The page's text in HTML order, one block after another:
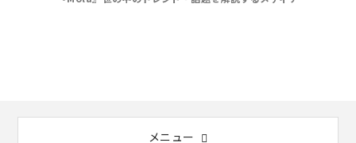
メニュー